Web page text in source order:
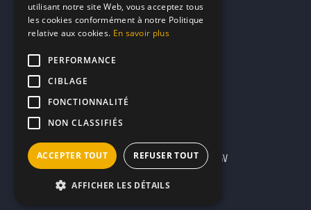
Contacts
marketing@reserverunbar.fr
11 rue Maurice Grandcoing
94200 Ivry-sur-Seine
Mentions légales CGU CGV
utilisant notre site Web, vous acceptez tous
les cookies conformément à notre Politique
relative aux cookies. En savoir plus
PERFORMANCE
CIBLAGE
FONCTIONNALITÉ
NON CLASSIFIÉS
ACCEPTER TOUT REFUSER TOUT
AFFICHER LES DÉTAILS